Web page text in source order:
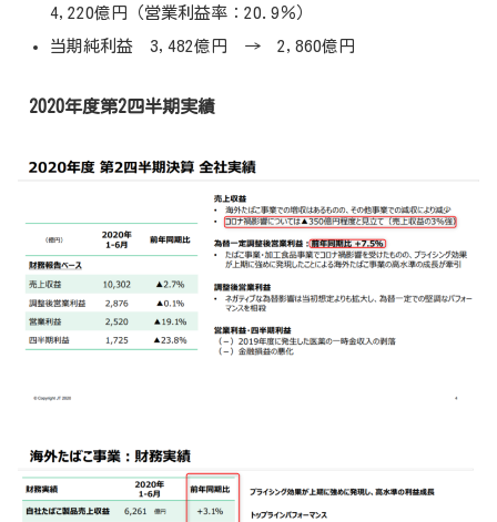
4,220億円（営業利益率：20.9％）
当期純利益 3,482億円 → 2,860億円
2020年度第2四半期実績